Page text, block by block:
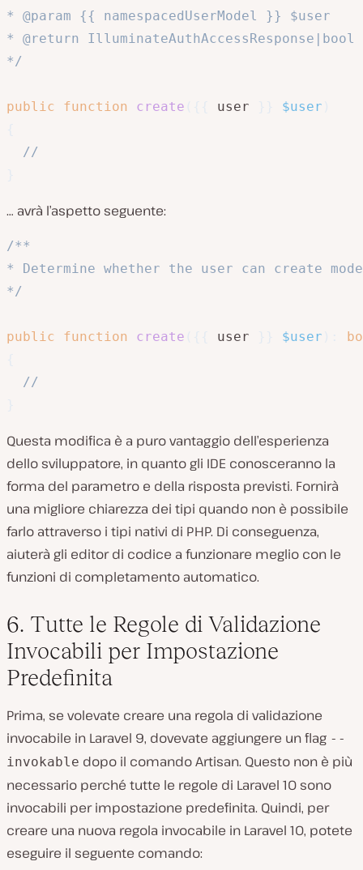
* @param {{ namespacedUserModel }} $user
* @return IlluminateAuthAccessResponse|bool
*/
public function create user $user
//
… avrà l’aspetto seguente:
/**
* Determine whether the user can create
*/
public function create user $user
//
Questa modifica è a puro vantaggio dell’esperienza
dello sviluppatore, in quanto gli IDE conosceranno la
forma del parametro e della risposta previsti. Fornirà
una migliore chiarezza dei tipi quando non è possibile
farlo attraverso i tipi nativi di PHP. Di conseguenza,
aiuterà gli editor di codice a funzionare meglio con le
funzioni di completamento automatico.
6. Tutte le Regole di Validazione
Invocabili per Impostazione
Predefinita
Prima, se volevate creare una regola di validazione
invocabile in Laravel 9, dovevate aggiungere un flag --
invokable dopo il comando Artisan. Questo non è più
necessario perché tutte le regole di Laravel 10 sono
invocabili per impostazione predefinita. Quindi, per
creare una nuova regola invocabile in Laravel 10, potete
eseguire il seguente comando: